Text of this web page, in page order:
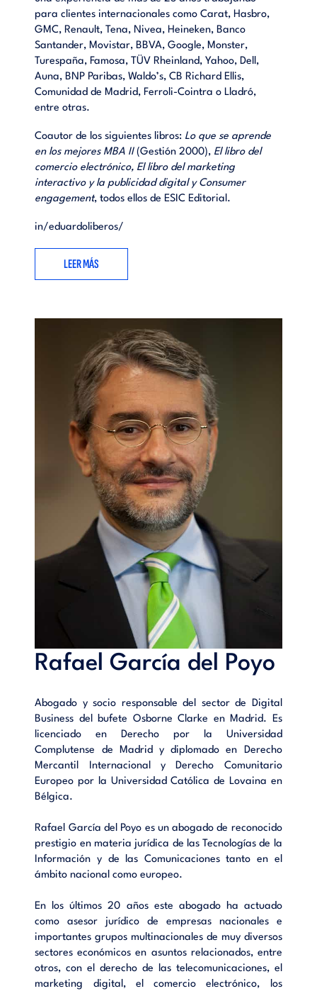
para clientes internacionales como Carat, Hasbro,
GMC, Renault, Tena, Nivea, Heineken, Banco
Santander, Movistar, BBVA, Google, Monster,
Turespaña, Famosa, TÜV Rheinland, Yahoo, Dell,
Auna, BNP Paribas, Waldo’s, CB Richard Ellis,
Comunidad de Madrid, Ferroli-Cointra o Lladró,
entre otras.
Coautor de los siguientes libros: Lo que se aprende
en los mejores MBA II(Gestión 2000), El libro del
comercio electrónico, El libro del marketing
interactivo y la publicidad digital y Consumer
engagement, todos ellos de ESIC Editorial.
in/eduardoliberos/
LEER MÁS
Rafael García del Poyo
Abogado y socio responsable del sector de Digital
Business del bufete Osborne Clarke en Madrid. Es
licenciado en Derecho por la Universidad
Complutense de Madrid y diplomado en Derecho
Mercantil Internacional y Derecho Comunitario
Europeo por la Universidad Católica de Lovaina en
Bélgica.
Rafael García del Poyo es un abogado de reconocido
prestigio en materia jurídica de las Tecnologías de la
Información y de las Comunicaciones tanto en el
ámbito nacional como europeo.
En los últimos 20 años este abogado ha actuado
como asesor jurídico de empresas nacionales e
importantes grupos multinacionales de muy diversos
sectores económicos en asuntos relacionados, entre
otros, con el derecho de las telecomunicaciones, el
marketing digital, el comercio electrónico, los